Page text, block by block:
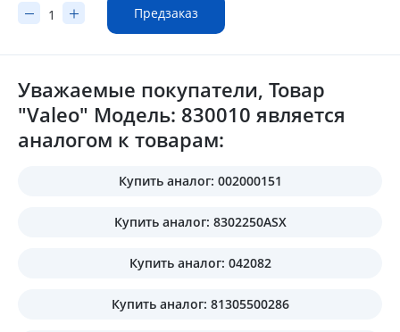
Предзаказ
Уважаемые покупатели, Товар
"Valeo" Модель: 830010 является
аналогом к товарам:
Купить аналог: 002000151
Купить аналог: 8302250ASX
Купить аналог: 042082
Купить аналог: 81305500286